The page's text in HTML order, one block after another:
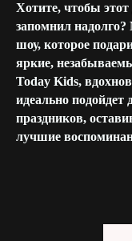
Хотите, чтобы
запомнил
шоу, которое
яркие,
Today Kids,
идеально подойдет
праздников,
лучшие